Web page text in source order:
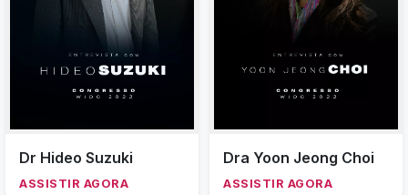
Dr Hideo Suzuki
ASSISTIR AGORA
Dra Yoon Jeong Choi
ASSISTIR AGORA